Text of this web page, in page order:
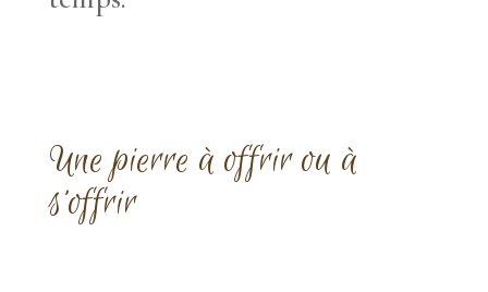
Une pierre à offrir ou à
s’offrir